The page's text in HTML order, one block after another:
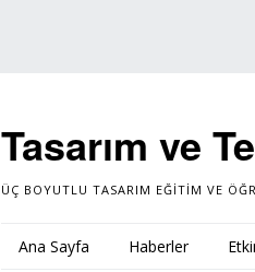
Tasarım ve
ÜÇ BOYUTLU TASARIM EĞITIM VE
Ana Sayfa Haberler